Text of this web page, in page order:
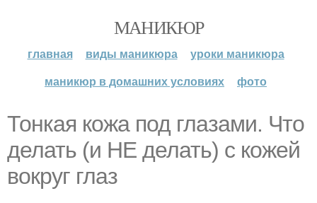
МАНИКЮР
главная виды маникюра
уроки маникюра
маникюр в домашних условиях
фото
Тонкая кожа под глазами. Что
делать (и НЕ делать) с кожей
вокруг глаз